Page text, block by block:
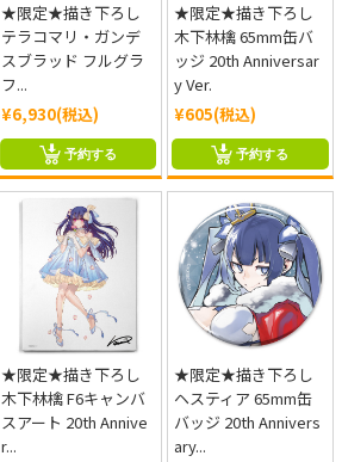
★限定★描き下ろし
テラコマリ・ガンデ
スブラッド フルグラ
フ...
¥6,930(税込)
予約する
★限定★描き下ろし
木下林檎 65mm缶バ
ッジ 20th Anniversar
y Ver.
¥605(税込)
予約する
★限定★描き下ろし
木下林檎 F6キャンバ
スアート 20th Annive
r...
★限定★描き下ろし
ヘスティア 65mm缶
バッジ 20th Annivers
ary...